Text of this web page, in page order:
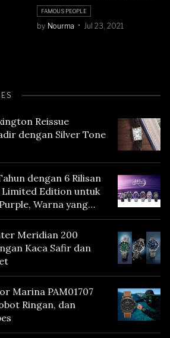
FAMOUS PEOPLE
by Nourma Jul 23, 2021
Reissue
dengan Silver Tone
dengan 6 Rilisan
Limited Edition untuk
Warna yang
Tokyo
Meridian 200
Kaca Safir dan
Marina PAM01707
Ringan, dan